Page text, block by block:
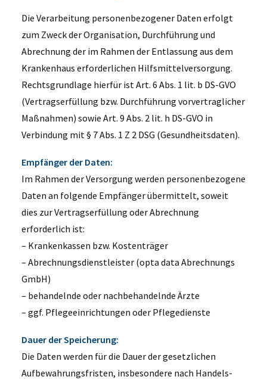
Die Verarbeitung personenbezogener Daten erfolgt
zum Zweck der Organisation, Durchführung und
Abrechnung der im Rahmen der Entlassung aus dem
Krankenhaus erforderlichen Hilfsmittelversorgung.
Rechtsgrundlage hierfür ist Art. 6 Abs. 1 lit. b DS-GVO
(Vertragserfüllung bzw. Durchführung vorvertraglicher
Maßnahmen) sowie Art. 9 Abs. 2 lit. h DS-GVO in
Verbindung mit § 7 Abs. 1 Z 2 DSG (Gesundheitsdaten).
Empfänger der Daten:
Im Rahmen der Versorgung werden personenbezogene
Daten an folgende Empfänger übermittelt, soweit
dies zur Vertragserfüllung oder Abrechnung
erforderlich ist:
– Krankenkassen bzw. Kostenträger
– Abrechnungsdienstleister (opta data Abrechnungs
GmbH)
– behandelnde oder nachbehandelnde Ärzte
– ggf. Pflegeeinrichtungen oder Pflegedienste
Dauer der Speicherung:
Die Daten werden für die Dauer der gesetzlichen
Aufbewahrungsfristen, insbesondere nach Handels-